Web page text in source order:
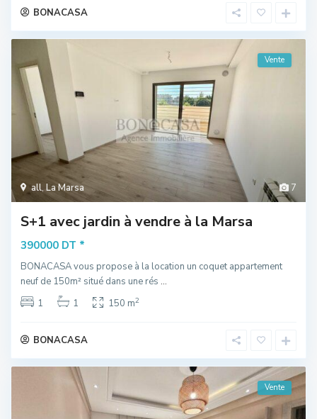
BONACASA
7
all,La Marsa
Vente
S+1 avec jardin à vendre à la Marsa
390000 DT *
BONACASA vous propose à la location un coquet appartement
neuf de 150m² situé dans une rés ...
1
1 150 m2
BONACASA
Vente